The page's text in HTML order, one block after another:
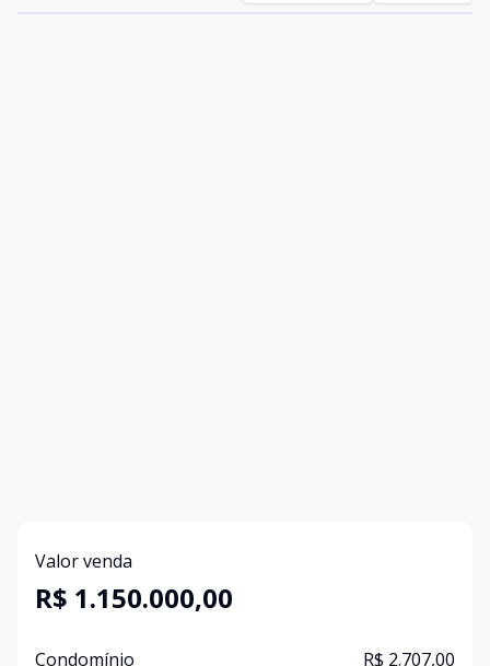
Valor venda
R$ 1.150.000,00
Condomínio R$ 2.707,00